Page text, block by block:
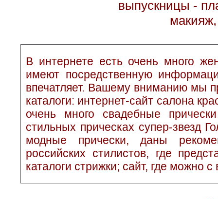
В интернете есть очень много
имеют посредственную
впечатляет. Вашему вниманию мы
каталоги: интернет-сайт салона
очень много свадебные
стильных прическах супер-звезд
модные прически, даны
российских стилистов, где
каталоги стрижки; сайт, где можно